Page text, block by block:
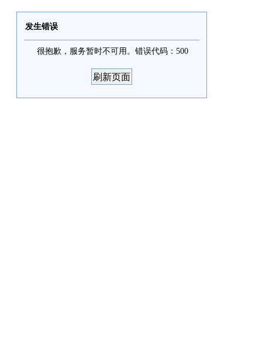
发生错误
很抱歉，服务暂时不可用。错误代码：500